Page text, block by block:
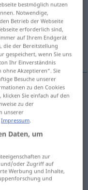
antippen)
Pfosten, Posten
bestmöglich nutzen
Notwendige,
Betrieb der Webseite
erforderlich sind,
auf Ihrem Endgerät
die der Bereitstellung
gespeichert, wenn Sie uns
Ihr Einverständnis
ohne Akzeptieren“. Sie
Besuche unserer
zu den Cookies
Sie einfach auf den
zu der
unserer
Impressum.
Daten, um
zur
oder Zugriff auf
Werbung und Inhalte,
und